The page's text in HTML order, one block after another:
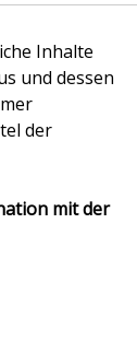
Inhalte
und dessen
der
mit der